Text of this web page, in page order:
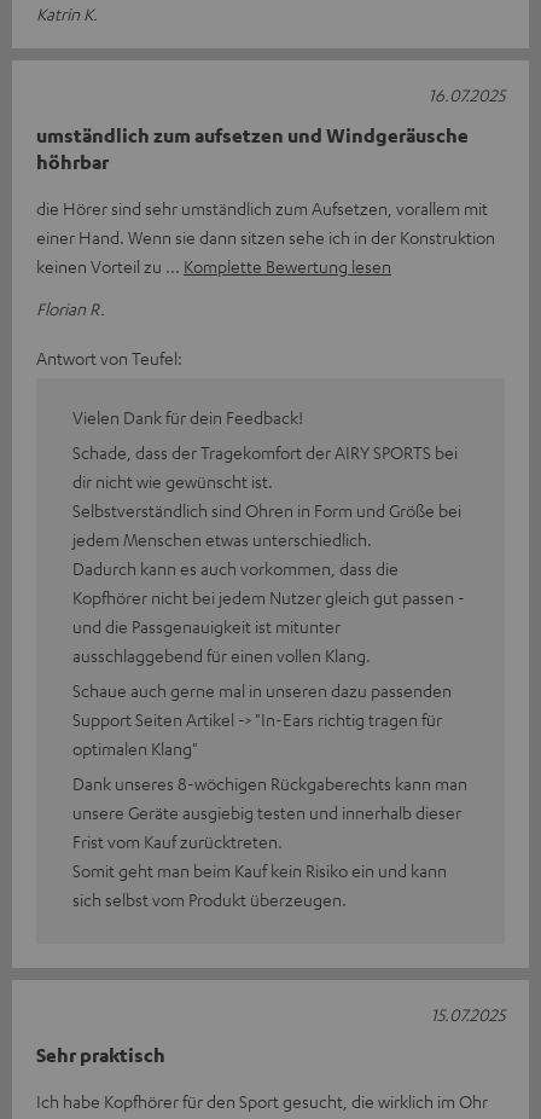
Katrin K.
umständlich zum aufsetzen und Windgeräusche
höhrbar
die Hörer sind sehr umständlich zum Aufsetzen, vorallem mit
einer Hand. Wenn sie dann sitzen sehe ich in der Konstruktion
keinen Vorteil zu
Komplette Bewertung lesen
Florian R.
16.07.2025
Antwort von Teufel:
Vielen Dank für dein Feedback!
Schade, dass der Tragekomfort der AIRY SPORTS bei
dir nicht wie gewünscht ist.
Selbstverständlich sind Ohren in Form und Größe bei
jedem Menschen etwas unterschiedlich.
Dadurch kann es auch vorkommen, dass die
Kopfhörer nicht bei jedem Nutzer gleich gut passen -
und die Passgenauigkeit ist mitunter
ausschlaggebend für einen vollen Klang.
Schaue auch gerne mal in unseren dazu passenden
Support Seiten Artikel -> "In-Ears richtig tragen für
optimalen Klang"
Dank unseres 8-wöchigen Rückgaberechts kann man
unsere Geräte ausgiebig testen und innerhalb dieser
Frist vom Kauf zurücktreten.
Somit geht man beim Kauf kein Risiko ein und kann
sich selbst vom Produkt überzeugen.
Sehr praktisch
Ich habe Kopfhörer für den Sport gesucht, die wirklich im Ohr
15.07.2025